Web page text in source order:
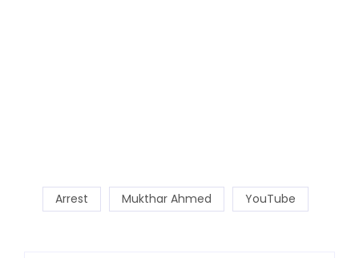
Arrest Mukthar Ahmed YouTube